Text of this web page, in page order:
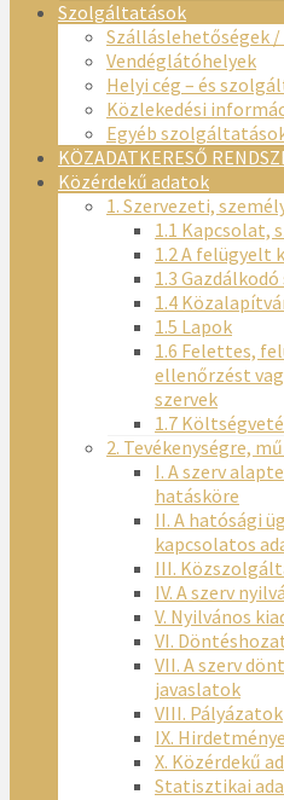
Szolgáltatások
Szálláslehetőségek
Vendéglátóhelyek
Helyi cég – és
Közlekedési
Egyéb
KÖZADATKERESŐ
Közérdekű adatok
1. Szervezeti,
1.1 Kapcsolat,
1.2 A felügyelt
1.3
1.4
1.5 Lapok
1.6 Felettes,
ellenőrzést
szervek
1.7
2. Tevékenységre,
I. A szerv
hatásköre
II. A hatósági
kapcsolatos
III.
IV. A szerv
V. Nyilvános
VI.
VII. A szerv
javaslatok
VIII. Pályázatok
IX.
X. Közérdekű
Statisztikai